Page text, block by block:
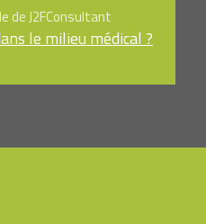
de J2FConsultant
le milieu médical ?